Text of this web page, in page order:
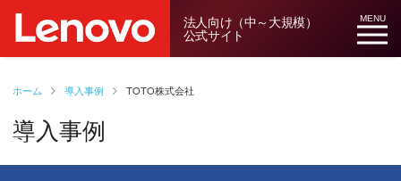
法人向け（中～大規模）
公式サイト
MENU
ホーム 導入事例 TOTO株式会社
導入事例